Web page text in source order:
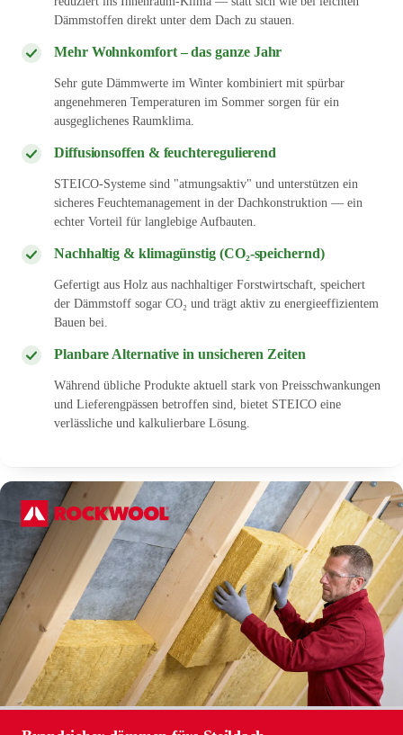
Dämmstoffen direkt unter dem Dach zu stauen.
Mehr Wohnkomfort – das ganze Jahr
Sehr gute Dämmwerte im Winter kombiniert mit spürbar
angenehmeren Temperaturen im Sommer sorgen für ein
ausgeglichenes Raumklima.
Diffusionsoffen & feuchteregulierend
STEICO-Systeme sind "atmungsaktiv" und unterstützen ein
sicheres Feuchtemanagement in der Dachkonstruktion — ein
echter Vorteil für langlebige Aufbauten.
Nachhaltig & klimagünstig (CO₂-speichernd)
Gefertigt aus Holz aus nachhaltiger Forstwirtschaft, speichert
der Dämmstoff sogar CO₂ und trägt aktiv zu energieeffizientem
Bauen bei.
Planbare Alternative in unsicheren Zeiten
Während übliche Produkte aktuell stark von Preisschwankungen
und Lieferengpässen betroffen sind, bietet STEICO eine
verlässliche und kalkulierbare Lösung.